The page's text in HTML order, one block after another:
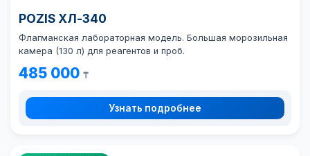
POZIS ХЛ-340
Флагманская лабораторная модель. Большая морозильная
камера (130 л) для реагентов и проб.
485 000 ₸
Узнать подробнее